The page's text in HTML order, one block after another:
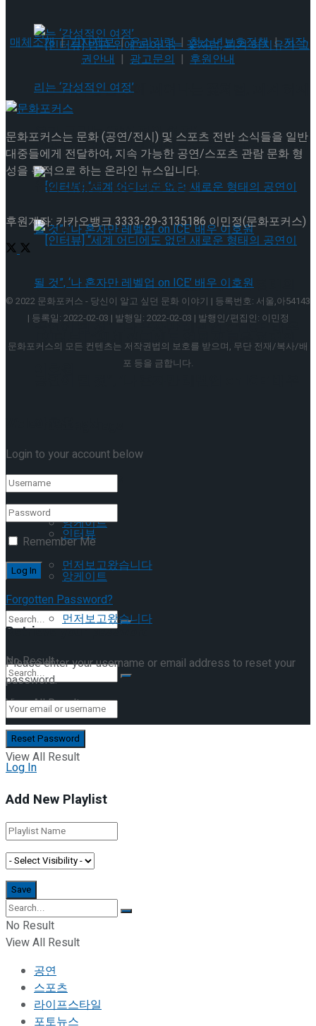
[인터뷰] 빙판 위에 피어나는 꽃처럼, 피겨 허지
유가 그리는 ‘감성적인 여정’
[인터뷰] “세계 어디에도 없던 새로운 형태의
공연이 될 것”, ‘나 혼자만 레벨업 on ICE’ 배우
앙케이트
먼저보고왔습니다
No Result
View All Result
[인터뷰] 빙판 위에 피어나는 꽃처럼, 피겨 허지
유가 그리는 ‘감성적인 여정’
[인터뷰] “세계 어디에도 없던 새로운 형태의
Trending Tags
인터뷰
앙케이트
먼저보고왔습니다
No Result
View All Result
매체소개|기사제보|윤리강령|청소년보호정책|저작
권안내 | 광고문의 | 후원안내
문화포커스는 문화 (공연/전시) 및 스포츠 전반 소식들을 일반
대중들에게 전달하여, 지속 가능한 공연/스포츠 관람 문화 형
성을 목적으로 하는 온라인 뉴스입니다.
후원계좌: 카카오뱅크 3333-29-3135186 이민정(문화포커스)
© 2022 문화포커스 - 당신이 알고 싶던 문화 이야기 | 등록번호: 서울,아54143
| 등록일: 2022-02-03 | 발행일: 2022-02-03 | 발행인/편집인: 이민정
문화포커스의 모든 컨텐츠는 저작권법의 보호를 받으며, 무단 전재/복사/배
포 등을 금합니다.
Login to your account below
Remember Me
Forgotten Password?
Retrieve your password
Please enter your username or email address to reset your
password.
Log In
Add New Playlist
No Result
View All Result
공연
스포츠
라이프스타일
포토뉴스